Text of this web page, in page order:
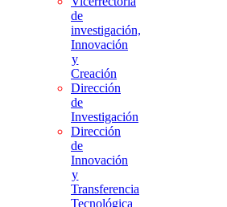
de
investigación,
Innovación
y
Creación
Dirección
de
Investigación
Dirección
de
Innovación
y
Transferencia
Tecnológica